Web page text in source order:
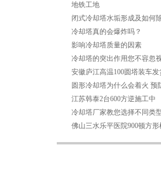
地铁工地
闭式冷却塔水垢形成及如何
冷却塔真的会爆炸吗？
影响冷却塔质量的因素
冷却塔的突出作用您不容忽
安徽庐江高温100圆塔装车发
圆形冷却塔为什么会着火 预
江苏韩泰2台600方逆施工中
冷却塔厂家教您选择不同类
佛山三水乐平医院900顿方